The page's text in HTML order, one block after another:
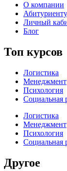
О компании
Абитуриенту
Личный
Блог
Топ курсов
Логистика
Менеджмент
Психология
Социальная
Логистика
Менеджмент
Психология
Социальная
Другое